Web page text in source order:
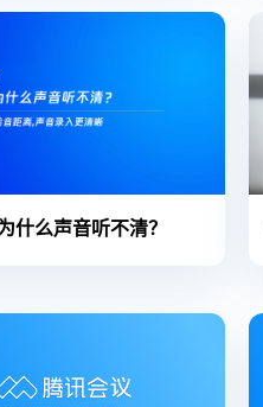
什么声音听不清？